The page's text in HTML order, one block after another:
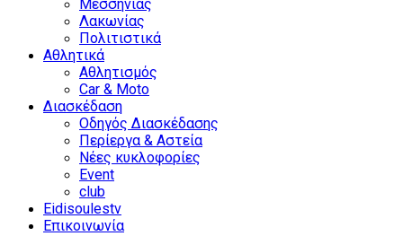
Μεσσηνίας
Λακωνίας
Πολιτιστικά
Αθλητικά
Αθλητισμός
Car & Moto
Διασκέδαση
Οδηγός Διασκέδασης
Περίεργα & Αστεία
Νέες κυκλοφορίες
Event
club
Eidisoulestv
Επικοινωνία